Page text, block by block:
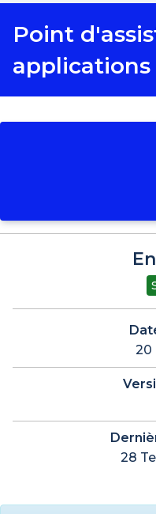
Point
applications
20
28